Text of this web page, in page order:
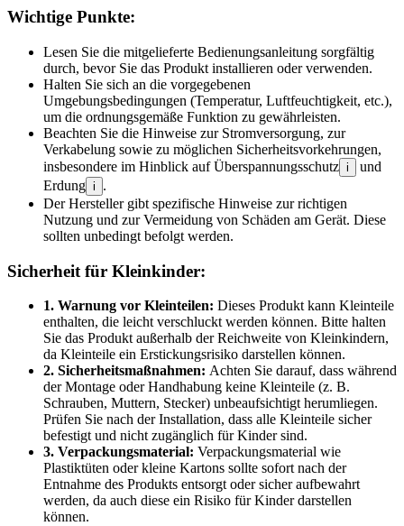
Wichtige Punkte:
Lesen Sie die mitgelieferte Bedienungsanleitung sorgfältig
durch, bevor Sie das Produkt installieren oder verwenden.
Halten Sie sich an die vorgegebenen
Umgebungsbedingungen (Temperatur, Luftfeuchtigkeit, etc.),
um die ordnungsgemäße Funktion zu gewährleisten.
Beachten Sie die Hinweise zur Stromversorgung, zur
Verkabelung sowie zu möglichen Sicherheitsvorkehrungen,
insbesondere im Hinblick auf Überspannungsschutz i
und
Erdung i
.
Der Hersteller gibt spezifische Hinweise zur richtigen
Nutzung und zur Vermeidung von Schäden am Gerät. Diese
sollten unbedingt befolgt werden.
Sicherheit für Kleinkinder:
1. Warnung vor Kleinteilen: Dieses Produkt kann Kleinteile
enthalten, die leicht verschluckt werden können. Bitte halten
Sie das Produkt außerhalb der Reichweite von Kleinkindern,
da Kleinteile ein Erstickungsrisiko darstellen können.
2. Sicherheitsmaßnahmen: Achten Sie darauf, dass während
der Montage oder Handhabung keine Kleinteile (z. B.
Schrauben, Muttern, Stecker) unbeaufsichtigt herumliegen.
Prüfen Sie nach der Installation, dass alle Kleinteile sicher
befestigt und nicht zugänglich für Kinder sind.
3. Verpackungsmaterial: Verpackungsmaterial wie
Plastiktüten oder kleine Kartons sollte sofort nach der
Entnahme des Produkts entsorgt oder sicher aufbewahrt
werden, da auch diese ein Risiko für Kinder darstellen
können.